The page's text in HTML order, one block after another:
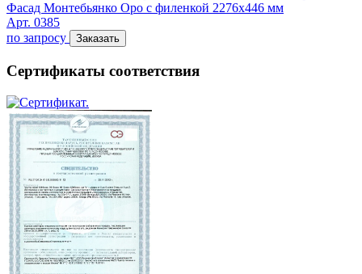
Фасад Монтебьянко Оро с филенкой 2276х446 мм
Арт. 0385
по запросу
Заказать
Сертификаты соответствия